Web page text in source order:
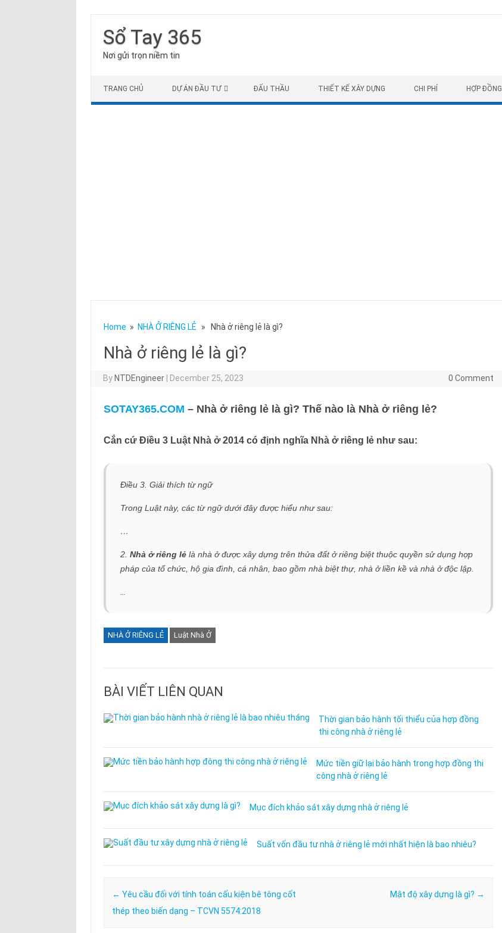
Sổ Tay 365
Nơi gửi trọn niềm tin
TRANG CHỦ DỰ ÁN ĐẦU TƯ ĐẤU THẦU THIẾT KẾ XÂY DỰNG CHI PHÍ HỢP ĐỒNG
Home » NHÀ Ở RIÊNG LẺ» Nhà ở riêng lẻ là gì?
Nhà ở riêng lẻ là gì?
By NTDEngineer December 25, 2023 0 Comment
SOTAY365.COM – Nhà ở riêng lẻ là gì? Thế nào là Nhà ở riêng lẻ?
Cắn cứ Điều 3 Luật Nhà ở 2014 có định nghĩa Nhà ở riêng lẻ như sau:
Điều 3. Giải thích từ ngữ
Trong Luật này, các từ ngữ dưới đây được hiểu như sau:
…
2. Nhà ở riêng lẻlà nhà ở được xây dựng trên thửa đất ở riêng biệt thuộc quyền sử dụng hợp
pháp của tổ chức, hộ gia đình, cá nhân, bao gồm nhà biệt thự, nhà ở liền kề và nhà ở độc lập.
NHÀ Ở RIÊNG LẺ Luật Nhà Ở
BÀI VIẾT LIÊN QUAN
Thời gian bảo hành tối thiểu của hợp đồng
thi công nhà ở riêng lẻ
Mức tiền giữ lại bảo hành trong hợp đồng thi
công nhà ở riêng lẻ
Mục đích khảo sát xây dựng nhà ở riêng lẻ
Suất vốn đầu tư nhà ở riêng lẻ mới nhất hiện là bao nhiêu?
Post navigation
← Yêu cầu đối với tính toán cấu kiện bê tông cốt
thép theo biến dạng – TCVN 5574:2018
Mật độ xây dựng là gì? →